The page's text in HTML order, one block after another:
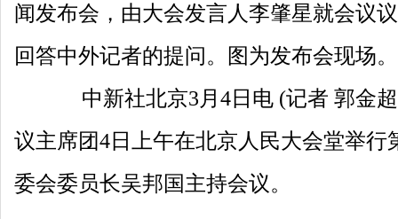
闻发布会，由大会发言人李肇星就会议
回答中外记者的提问。图为发布会现场
中新社北京3月4日电 (记者 郭金超
议主席团4日上午在北京人民大会堂举行
委会委员长吴邦国主持会议。